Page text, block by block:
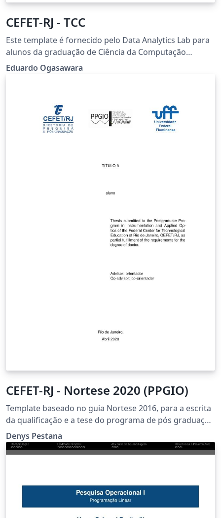
CEFET-RJ - TCC
Este template é fornecido pelo Data Analytics Lab para
alunos da graduação de Ciência da Computação
realizarem o seu TCC.
Eduardo Ogasawara
CEFET-RJ - Nortese 2020 (PPGIO)
Template baseado no guia Nortese 2016, para a escrita
da qualificação e a tese do programa de pós graduação
em instrumentação e óptica aplicada do CEFET/RJ.
Denys Pestana